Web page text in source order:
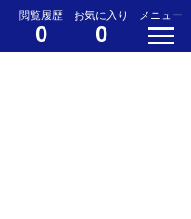
閲覧履歴
0
お気に入り
0
メニュー